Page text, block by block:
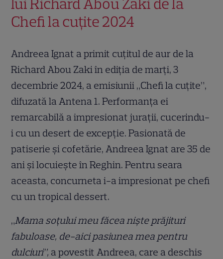
lui Richard Abou Zaki de la
Chefi la cuțite 2024
Andreea Ignat a primit cuțitul de aur de la
Richard Abou Zaki în ediția de marți, 3
decembrie 2024, a emisiunii „Chefi la cuțite”,
difuzată la Antena 1. Performanța ei
remarcabilă a impresionat jurații, cucerindu-
i cu un desert de excepție. Pasionată de
patiserie și cofetărie, Andreea Ignat are 35 de
ani și locuiește în Reghin. Pentru seara
aceasta, concurneta i-a impresionat pe chefi
cu un tropical dessert.
„Mama soțului meu făcea niște prăjituri
fabuloase, de-aici pasiunea mea pentru
dulciuri”, a povestit Andreea, care a deschis